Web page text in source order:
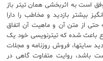
است به اثربخشی همان تیتر باز
بیشتر بازدید و مخاطب را دارا
حتی از متن آن و ماهیت آن اتفاق
باعث شده که تیترنویسی خود یک
سایتها، فروش روزنامه و مجلات
باشد، روایت متفاوت گاهی در